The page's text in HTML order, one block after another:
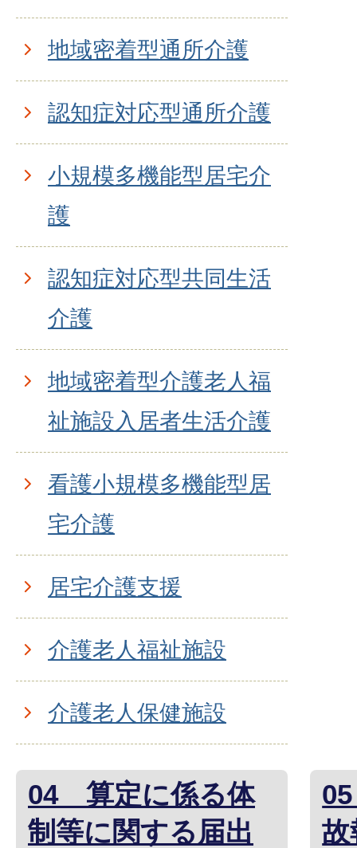
地域密着型通所介護
認知症対応型通所介護
小規模多機能型居宅介
護
認知症対応型共同生活
介護
地域密着型介護老人福
祉施設入居者生活介護
看護小規模多機能型居
宅介護
居宅介護支援
介護老人福祉施設
介護老人保健施設
04 算定に係る体
制等に関する届出
故